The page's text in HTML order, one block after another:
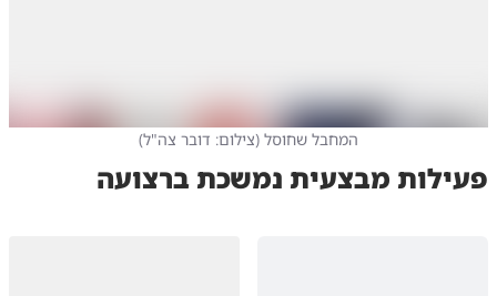
המחבל שחוסל (צילום: דובר צה"ל)
פעילות מבצעית נמשכת ברצועה